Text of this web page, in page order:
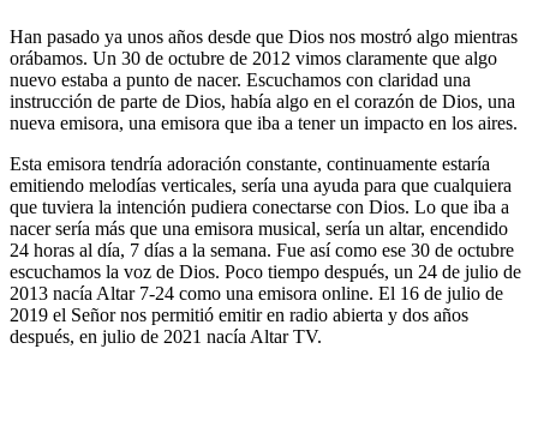
Han pasado ya unos años desde que Dios nos mostró algo mientras
orábamos. Un 30 de octubre de 2012 vimos claramente que algo
nuevo estaba a punto de nacer. Escuchamos con claridad una
instrucción de parte de Dios, había algo en el corazón de Dios, una
nueva emisora, una emisora que iba a tener un impacto en los aires.
Esta emisora tendría adoración constante, continuamente estaría
emitiendo melodías verticales, sería una ayuda para que cualquiera
que tuviera la intención pudiera conectarse con Dios. Lo que iba a
nacer sería más que una emisora musical, sería un altar, encendido
24 horas al día, 7 días a la semana. Fue así como ese 30 de octubre
escuchamos la voz de Dios. Poco tiempo después, un 24 de julio de
2013 nacía Altar 7-24 como una emisora online. El 16 de julio de
2019 el Señor nos permitió emitir en radio abierta y dos años
después, en julio de 2021 nacía Altar TV.